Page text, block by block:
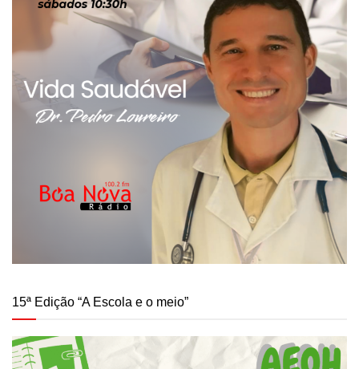
15ª Edição “A Escola e o meio”